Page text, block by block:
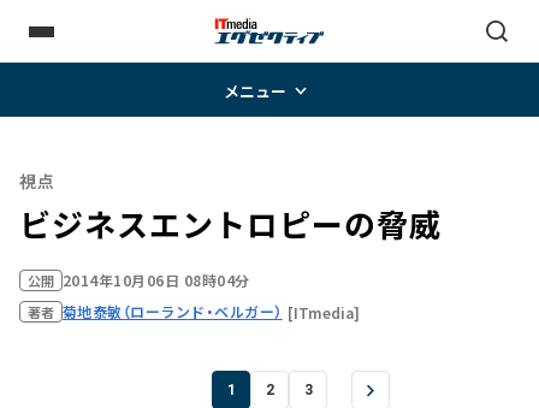
メニュー
視点
ビジネスエントロピーの脅威
公開 2014年10月06日 08時04分
著者 菊地泰敏（ローランド・ベルガー） [ITmedia]
1 2 3